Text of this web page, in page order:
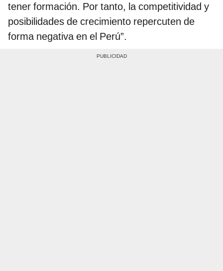
tener formación. Por tanto, la competitividad y
posibilidades de crecimiento repercuten de
forma negativa en el Perú”.